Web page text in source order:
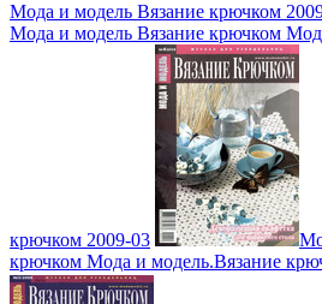
Мода и модель Вязание крючком
Мода и модель Вязание крючком
крючком 2009-03
крючком Мода и модель.Вязание